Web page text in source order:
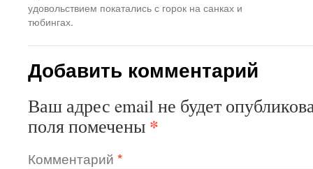
удовольствием покатались с горок на санках и
тюбингах.
Добавить комментарий
Ваш адрес email не будет
поля помечены *
Комментарий *